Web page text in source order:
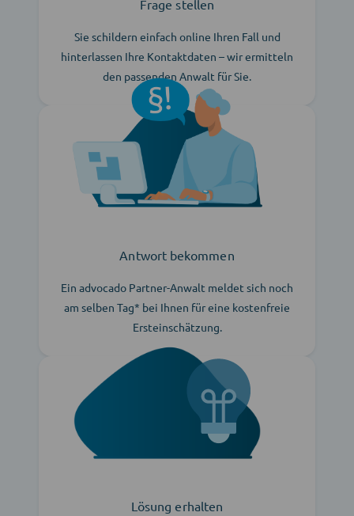
Frage stellen
Sie schildern einfach online Ihren Fall und
hinterlassen Ihre Kontaktdaten – wir ermitteln
den passenden Anwalt für Sie.
Antwort bekommen
Ein advocado Partner-Anwalt meldet sich noch
am selben Tag* bei Ihnen für eine kostenfreie
Ersteinschätzung.
Lösung erhalten